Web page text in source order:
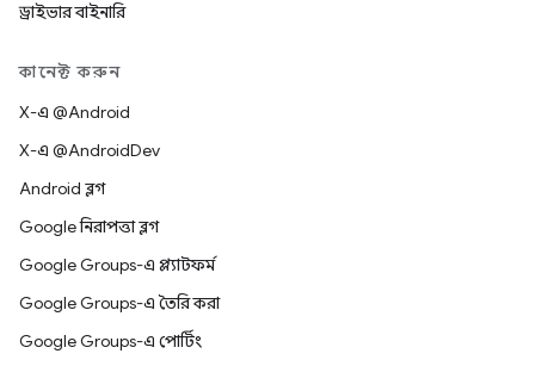
ড্রাইভার বাইনারি
কানেক্ট করুন
X-এ @Android
X-এ @AndroidDev
Android ব্লগ
Google নিরাপত্তা ব্লগ
Google Groups-এ প্ল্যাটফর্ম
Google Groups-এ তৈরি করা
Google Groups-এ পোর্টিং